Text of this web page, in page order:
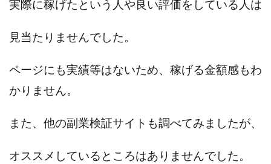
実際に稼げたという人や良い評価をしている人は
見当たりませんでした。
ページにも実績等はないため、稼げる金額感もわ
かりません。
また、他の副業検証サイトも調べてみましたが、
オススメしているところはありませんでした。